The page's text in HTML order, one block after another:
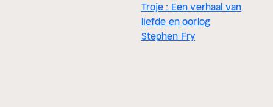
Troje : Een verhaal van
liefde en oorlog
Stephen Fry